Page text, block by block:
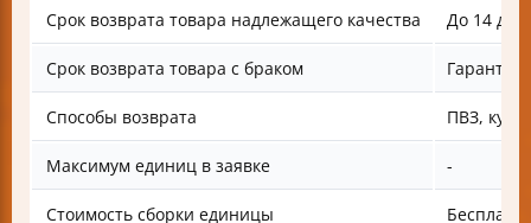
Срок возврата товара надлежащего качества До 14
Срок возврата товара с браком
Способы возврата ПВЗ,
Максимум единиц в заявке -
Стоимость сборки единицы